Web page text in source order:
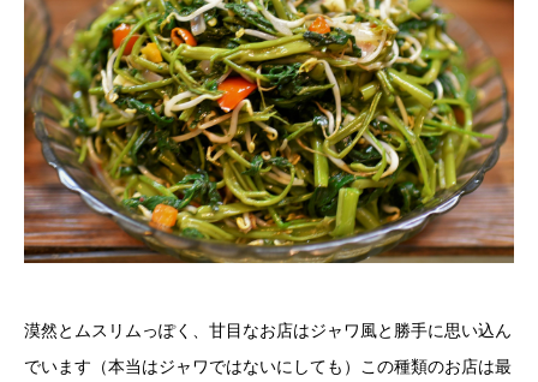
漠然とムスリムっぽく、甘目なお店はジャワ風と勝手に思い込ん
でいます（本当はジャワではないにしても）この種類のお店は最